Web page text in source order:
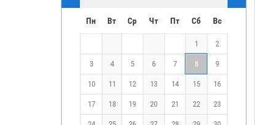
Пн Вт Ср Чт Пт Сб Вс
1 2
3 4 5 6 7 8 9
10 11 12 13 14 15 16
17 18 19 20 21 22 23